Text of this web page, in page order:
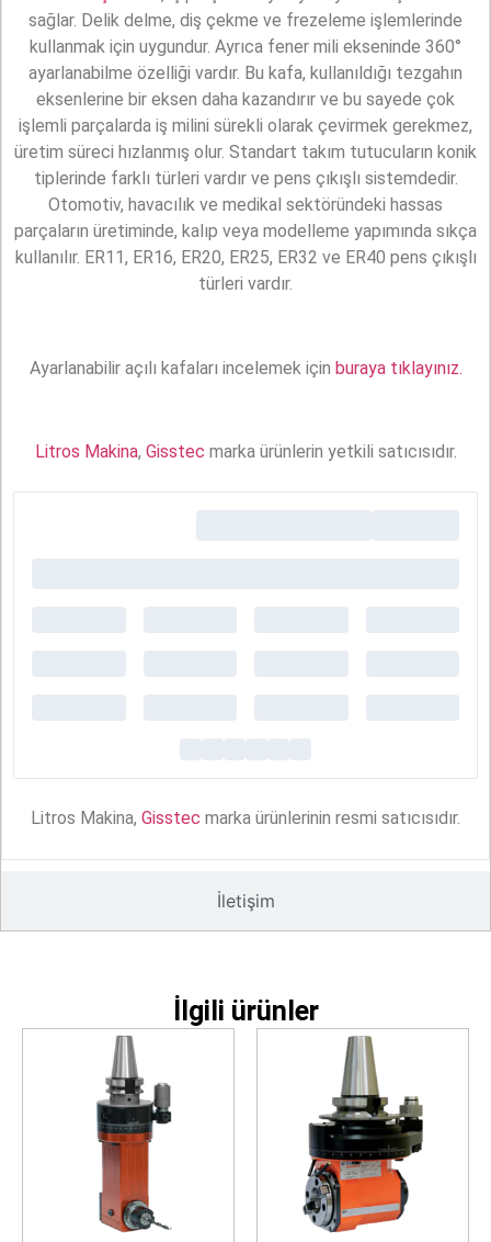
İletişim
sağlar. Delik delme, diş çekme ve frezeleme işlemlerinde
kullanmak için uygundur. Ayrıca fener mili ekseninde 360°
ayarlanabilme özelliği vardır. Bu kafa, kullanıldığı tezgahın
eksenlerine bir eksen daha kazandırır ve bu sayede çok
işlemli parçalarda iş milini sürekli olarak çevirmek gerekmez,
üretim süreci hızlanmış olur. Standart takım tutucuların konik
tiplerinde farklı türleri vardır ve pens çıkışlı sistemdedir.
Otomotiv, havacılık ve medikal sektöründeki hassas
parçaların üretiminde, kalıp veya modelleme yapımında sıkça
kullanılır. ER11, ER16, ER20, ER25, ER32 ve ER40 pens çıkışlı
türleri vardır.
Ayarlanabilir açılı kafaları incelemek için buraya tıklayınız.
Litros Makina, Gisstec marka ürünlerin yetkili satıcısıdır.
Litros Makina, Gisstec marka ürünlerinin resmi satıcısıdır.
İlgili ürünler